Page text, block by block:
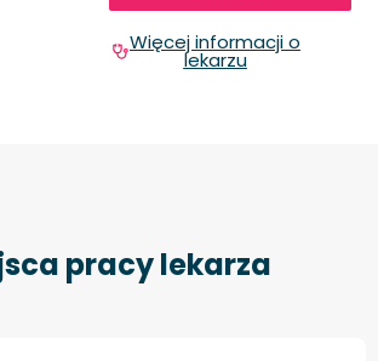
Więcej informacji o
lekarzu
pracy lekarza